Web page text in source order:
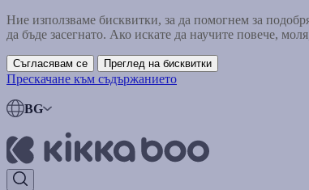
Ние използваме бисквитки, за да помогнем за
да бъде засегнато. Ако искате да научите повече,
Съгласявам се Преглед на бисквитки
Прескачане към съдържанието
BG